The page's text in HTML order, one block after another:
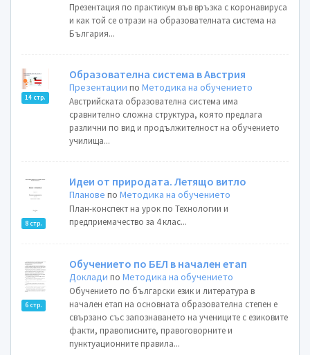
Презентация по практикум във връзка с коронавируса
и как той се отрази на образователната система на
България...
14 стр.
Образователна система в Австрия
Презентации поМетодика на обучението
Австрийската образователна система има
сравнително сложна структура, която предлага
различни по вид и продължителност на обучението
училища...
8 стр.
Идеи от природата. Летящо витло
Планове поМетодика на обучението
План-конспект на урок по Технологии и
предприемачество за 4 клас...
6 стр.
Обучението по БЕЛ в начален етап
Доклади поМетодика на обучението
Обучението по български език и литература в
начален етап на основната образователна степен е
свързано със запознаването на учениците с езиковите
факти, правописните, правоговорните и
пунктуационните правила...